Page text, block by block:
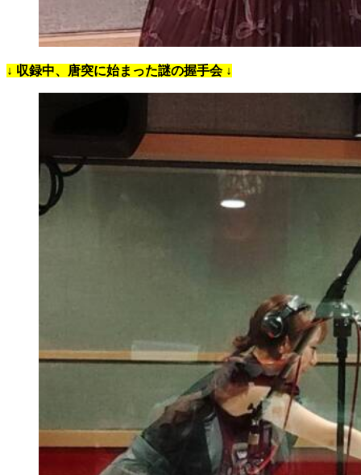
↓ 収録中、唐突に始まった謎の握手会 ↓